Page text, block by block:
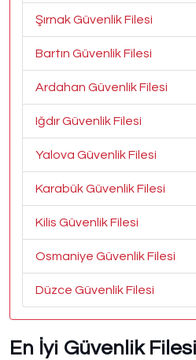
Şırnak Güvenlik Filesi
Bartın Güvenlik Filesi
Ardahan Güvenlik Filesi
Iğdır Güvenlik Filesi
Yalova Güvenlik Filesi
Karabük Güvenlik Filesi
Kilis Güvenlik Filesi
Osmaniye Güvenlik Filesi
Düzce Güvenlik Filesi
En İyi Güvenlik